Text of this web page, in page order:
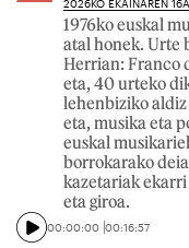
2026KO EKAINAREN 16A
1976ko euskal
atal honek. Urte
Herrian: Franco
eta, 40 urteko
lehenbiziko
eta, musika eta
euskal
borrokarako
kazetariak ekarri
eta giroa.
00:00:00 00:16:57